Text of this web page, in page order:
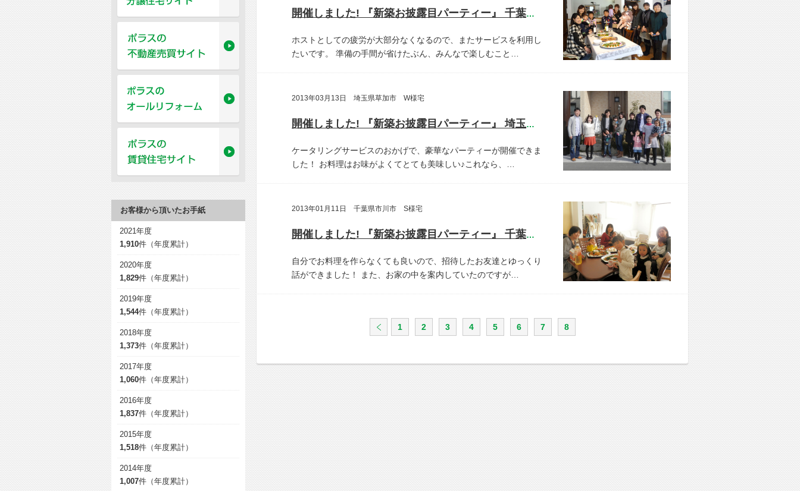
開催しました! 『新築お披露目パーティー』 千葉県柏市 W様宅
ホストとしての疲労が大部分なくなるので、またサービスを利用し
たいです。
準備の手間が省けたぶん、みんなで楽しむこと…
2013年03月13日 埼玉県草加市 W様宅
開催しました! 『新築お披露目パーティー』 埼玉県草加市 W様宅
ケータリングサービスのおかげで、豪華なパーティーが開催できま
した！
お料理はお味がよくてとても美味しい♪これなら、…
2013年01月11日 千葉県市川市 S様宅
開催しました! 『新築お披露目パーティー』 千葉県市川市 S様宅
自分でお料理を作らなくても良いので、招待したお友達とゆっくり
話ができました！
また、お家の中を案内していたのですが…
1 2 3 4 5 6 7 8
お客様から頂いたお手紙
2021年度
1,910件（年度累計）
2020年度
1,829件（年度累計）
2019年度
1,544件（年度累計）
2018年度
1,373件（年度累計）
2017年度
1,060件（年度累計）
2016年度
1,837件（年度累計）
2015年度
1,518件（年度累計）
2014年度
1,007件（年度累計）